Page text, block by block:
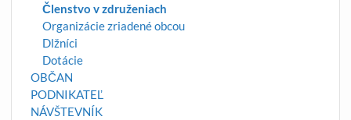
Členstvo v združeniach
Organizácie zriadené obcou
Dlžníci
Dotácie
OBČAN
PODNIKATEĽ
NÁVŠTEVNÍK